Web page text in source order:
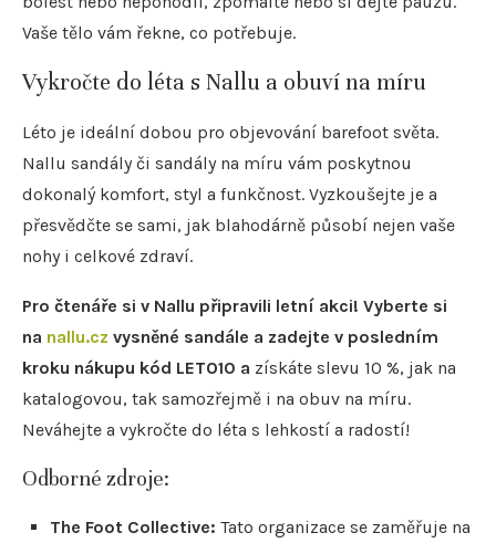
Vaše tělo vám řekne, co potřebuje.
Vykročte do léta s Nallu a obuví na míru
Léto je ideální dobou pro objevování barefoot světa.
Nallu sandály či sandály na míru vám poskytnou
dokonalý komfort, styl a funkčnost. Vyzkoušejte je a
přesvědčte se sami, jak blahodárně působí nejen vaše
nohy i celkové zdraví.
Pro čtenáře si v Nallu připravili letní akci! Vyberte si
na nallu.cz vysněné sandále a zadejte v posledním
kroku nákupu kód LETO10 a získáte slevu 10 %, jak na
katalogovou, tak samozřejmě i na obuv na míru.
Neváhejte a vykročte do léta s lehkostí a radostí!
Odborné zdroje:
The Foot Collective: Tato organizace se zaměřuje na